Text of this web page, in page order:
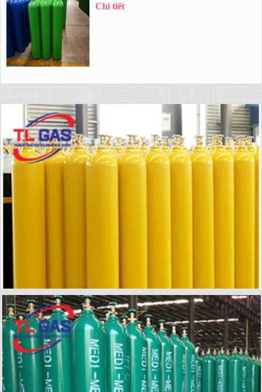
Chi tiết